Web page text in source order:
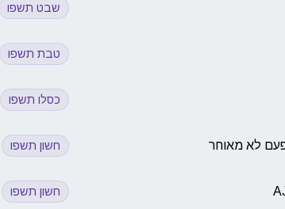
שבט תשפו
טבת תשפו
כסלו תשפו
לא מאוחר חשון תשפו
חשון תשפו